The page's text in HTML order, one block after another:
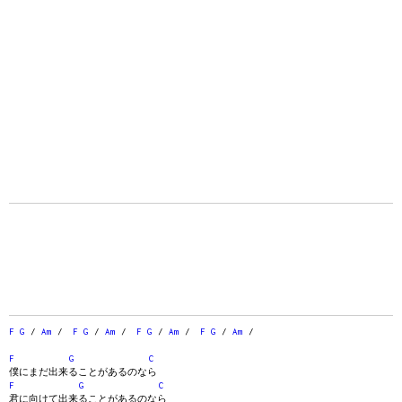
F G / Am / F G / Am / F G / Am / F G / Am /
F G
C
僕にまだ出来ることがあるのなら
F
G
C
君に向けて出来ることがあるのなら